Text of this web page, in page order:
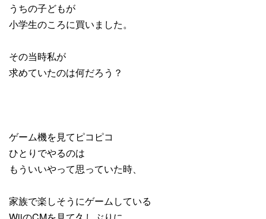
うちの子どもが
小学生のころに買いました。
その当時私が
求めていたのは何だろう？
ゲーム機を見てピコピコ
ひとりでやるのは
もういいやって思っていた時、
家族で楽しそうにゲームしている